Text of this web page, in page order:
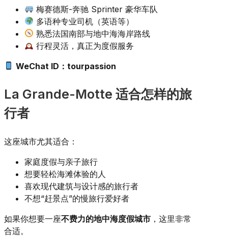
梅赛德斯-奔驰 Sprinter 豪华车队
多语种专业司机（英语等）
熟悉法国南部与地中海海岸路线
行程灵活，真正为度假服务
WeChat ID：tourpassion
La Grande-Motte 适合怎样的旅
行者
这座城市尤其适合：
家庭度假与亲子旅行
想要轻松海滩体验的人
喜欢现代建筑与设计感的旅行者
不想“赶景点”的慢旅行爱好者
如果你想要一座不费力的地中海度假城市 ，这里非常
合适。